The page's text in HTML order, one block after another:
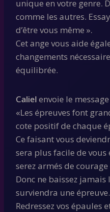
unique en votre genre.
comme les autres.
d’être vous même ».
Cet ange vous aide
changements
équilibrée.
Caliel envoie le
«Les épreuves font
cote positif de chaque
Ce faisant vous
sera plus facile de
serez armés de
Donc ne baissez
surviendra une épreuve.
Redressez vos épaules